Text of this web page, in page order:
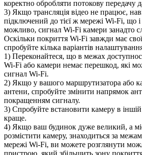
коректно обробляти потокову передачу
3) Якщо трансляція відео не працює,
підключений до тієї ж мережі Wi-Fi, що
можливо, сигнал Wi-Fi камери занадто
Оскільки покриття Wi-Fi завжди має
спробуйте кілька варіантів
1) Переконайтеся, що в межах
Wi-Fi або камери немає перешкод, які
сигнал Wi-Fi.
2) Якщо у вашого маршрутизатора або
антени, спробуйте змінити напрямок
покращенням сигналу.
3) Спробуйте встановити камеру в
краще.
4) Якщо ваш будинок дуже великий, а
розмістити камеру, знаходиться за
мережі Wi-Fi, ви можете розглянути
пристрою, який збільшить зону